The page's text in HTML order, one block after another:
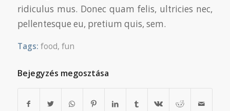
ridiculus mus. Donec quam felis, ultricies nec,
pellentesque eu, pretium quis, sem.
Tags: food, fun
Bejegyzés megosztása